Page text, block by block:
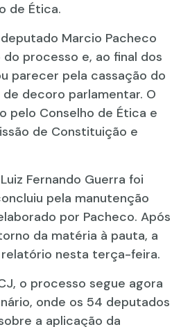
de Ética.
Marcio Pacheco
processo e, ao final dos
parecer pela cassação do
decoro parlamentar. O
pelo Conselho de Ética e
de Constituição e
Fernando Guerra foi
pela manutenção
por Pacheco. Após
da matéria à pauta, a
nesta terça-feira.
o processo segue agora
onde os 54 deputados
a aplicação da